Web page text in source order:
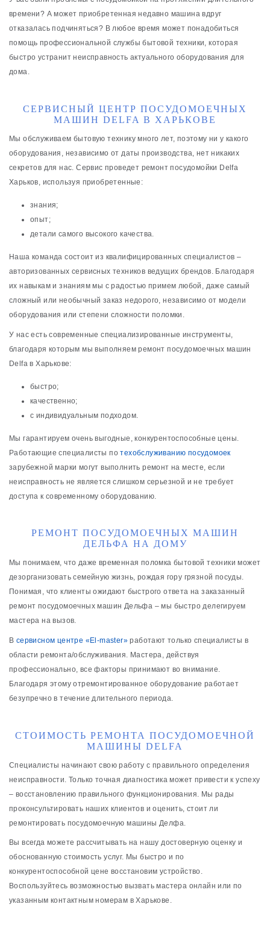
времени? А может приобретенная недавно машина вдруг
отказалась подчиняться? В любое время может понадобиться
помощь профессиональной службы бытовой техники, которая
быстро устранит неисправность актуального оборудования для
дома.
СЕРВИСНЫЙ ЦЕНТР ПОСУДОМОЕЧНЫХ
МАШИН DELFA В ХАРЬКОВЕ
Мы обслуживаем бытовую технику много лет, поэтому ни у какого
оборудования, независимо от даты производства, нет никаких
секретов для нас. Сервис проведет ремонт посудомойки Delfa
Харьков, используя приобретенные:
знания;
опыт;
детали самого высокого качества.
Наша команда состоит из квалифицированных специалистов ‒
авторизованных сервисных техников ведущих брендов. Благодаря
их навыкам и знаниям мы с радостью примем любой, даже самый
сложный или необычный заказ недорого, независимо от модели
оборудования или степени сложности поломки.
У нас есть современные специализированные инструменты,
благодаря которым мы выполняем ремонт посудомоечных машин
Delfa в Харькове:
быстро;
качественно;
с индивидуальным подходом.
Мы гарантируем очень выгодные, конкурентоспособные цены.
Работающие специалисты потехобслуживанию посудомоек
зарубежной марки могут выполнить ремонт на месте, если
неисправность не является слишком серьезной и не требует
доступа к современному оборудованию.
РЕМОНТ ПОСУДОМОЕЧНЫХ МАШИН
ДЕЛЬФА НА ДОМУ
Мы понимаем, что даже временная поломка бытовой техники может
дезорганизовать семейную жизнь, рождая гору грязной посуды.
Понимая, что клиенты ожидают быстрого ответа на заказанный
ремонт посудомоечных машин Дельфа – мы быстро делегируем
мастера на вызов.
В сервисном центре «El-master» работают только специалисты в
области ремонта/обслуживания. Мастера, действуя
профессионально, все факторы принимают во внимание.
Благодаря этому отремонтированное оборудование работает
безупречно в течение длительного периода.
СТОИМОСТЬ РЕМОНТА ПОСУДОМОЕЧНОЙ
МАШИНЫ DELFA
Специалисты начинают свою работу с правильного определения
неисправности. Только точная диагностика может привести к успеху
‒ восстановлению правильного функционирования. Мы рады
проконсультировать наших клиентов и оценить, стоит ли
ремонтировать посудомоечную машины Делфа.
Вы всегда можете рассчитывать на нашу достоверную оценку и
обоснованную стоимость услуг. Мы быстро и по
конкурентоспособной цене восстановим устройство.
Воспользуйтесь возможностью вызвать мастера онлайн или по
указанным контактным номерам в Харькове.